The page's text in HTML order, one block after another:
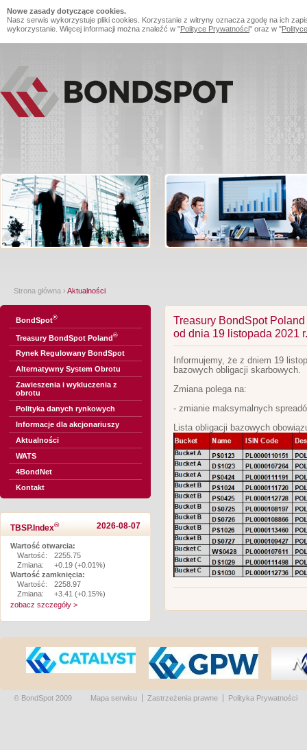
Nowe zasady dotyczące cookies.
Nasz serwis wykorzystuje pliki cookies. Korzystanie z witryny oznacza zgodę na ich
wykorzystanie. Więcej informacji można znaleźć w "Polityce Prywatności" oraz w "
Strona główna › Aktualności
BondSpot®
Treasury BondSpot Poland®
Rynek Regulowany BondSpot
Alternatywny System Obrotu
Zawieszenia i wykluczenia z
obrotu
Polityka danych rynkowych
Informacje dla akcjonariuszy
Aktualności
WATS
4BondNet
Kontakt
TBSP.Index® 2026-08-07
Wartość otwarcia:
Wartość:
2255.75
Zmiana:
+0.19 (+0.01%)
Wartość zamknięcia:
Wartość:
2258.97
Zmiana:
+3.41 (+0.15%)
zobacz szczegóły >
Treasury BondSpot
od dnia 19 listopada 2021 r.
Informujemy, że z dniem 19
bazowych obligacji skarbowych.
Zmiana polega na:
- zmianie maksymalnych
Lista obligacji bazowych
© BondSpot 2009 Mapa serwisu Zastrzeżenia prawne Polityka Prywatności